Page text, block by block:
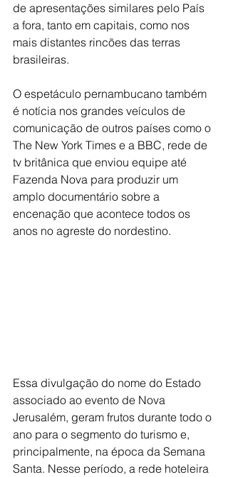
de apresentações similares pelo País
a fora, tanto em capitais, como nos
mais distantes rincões das terras
brasileiras.
O espetáculo pernambucano também
é notícia nos grandes veículos de
comunicação de outros países como o
The New York Times e a BBC, rede de
tv britânica que enviou equipe até
Fazenda Nova para produzir um
amplo documentário sobre a
encenação que acontece todos os
anos no agreste do nordestino.
Essa divulgação do nome do Estado
associado ao evento de Nova
Jerusalém, geram frutos durante todo o
ano para o segmento do turismo e,
principalmente, na época da Semana
Santa. Nesse período, a rede hoteleira